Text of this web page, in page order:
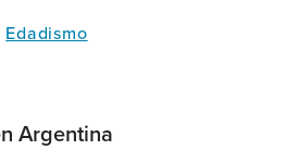
Edadismo
Argentina